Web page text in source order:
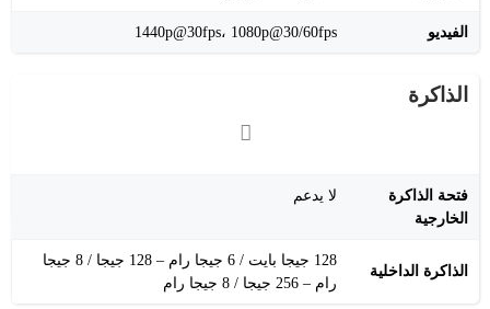
الفيديو 1440p@30fps، 1080p@30/60fps
الذاكرة
فتحة الذاكرة
الخارجية
لا يدعم
الذاكرة الداخلية
128 جيجا بايت / 6 جيجا رام – 128 جيجا / 8 جيجا
رام – 256 جيجا / 8 جيجا رام